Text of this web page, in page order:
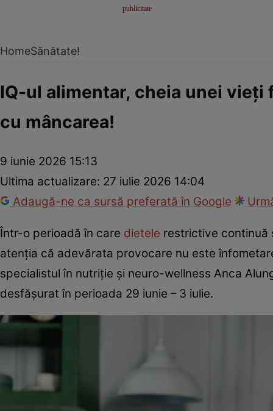
HomeSănătate!
IQ-ul alimentar, cheia unei vieți
cu mâncarea!
9 iunie 2026 15:13
Ultima actualizare: 27 iulie 2026 14:04
Adaugă-ne ca sursă preferată în Google
Într-o perioadă în care dietele restrictive continuă
atenția că adevărata provocare nu este
specialistul în nutriție și neuro-wellness Anca
desfășurat în perioada 29 iunie – 3 iulie.